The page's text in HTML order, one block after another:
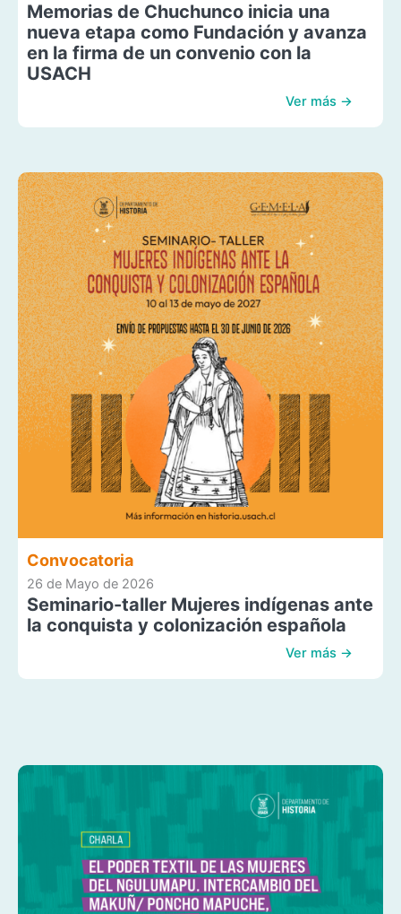
Memorias de Chuchunco inicia una
nueva etapa como Fundación y avanza
en la firma de un convenio con la
USACH
Ver más →
Convocatoria
26 de Mayo de 2026
Seminario-taller Mujeres indígenas ante
la conquista y colonización española
Ver más →